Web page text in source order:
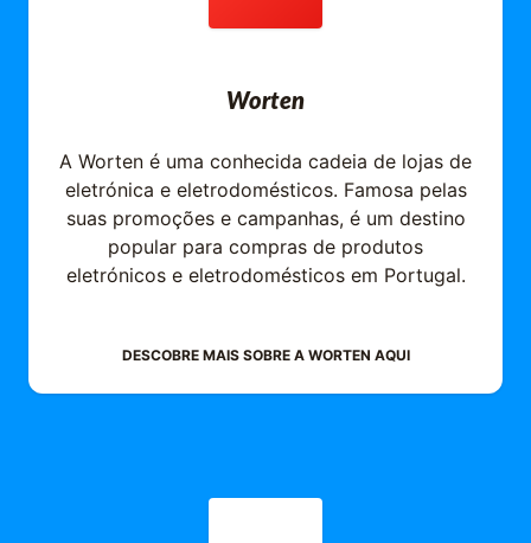
Worten
A Worten é uma conhecida cadeia de lojas de
eletrónica e eletrodomésticos. Famosa pelas
suas promoções e campanhas, é um destino
popular para compras de produtos
eletrónicos e eletrodomésticos em Portugal.
DESCOBRE MAIS SOBRE A WORTEN AQUI